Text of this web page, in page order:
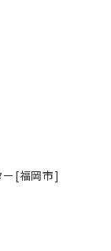
ー[福岡市]